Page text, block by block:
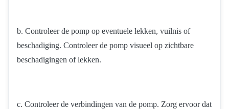
b. Controleer de pomp op eventuele lekken, vuilnis of
beschadiging. Controleer de pomp visueel op zichtbare
beschadigingen of lekken.
c. Controleer de verbindingen van de pomp. Zorg ervoor dat